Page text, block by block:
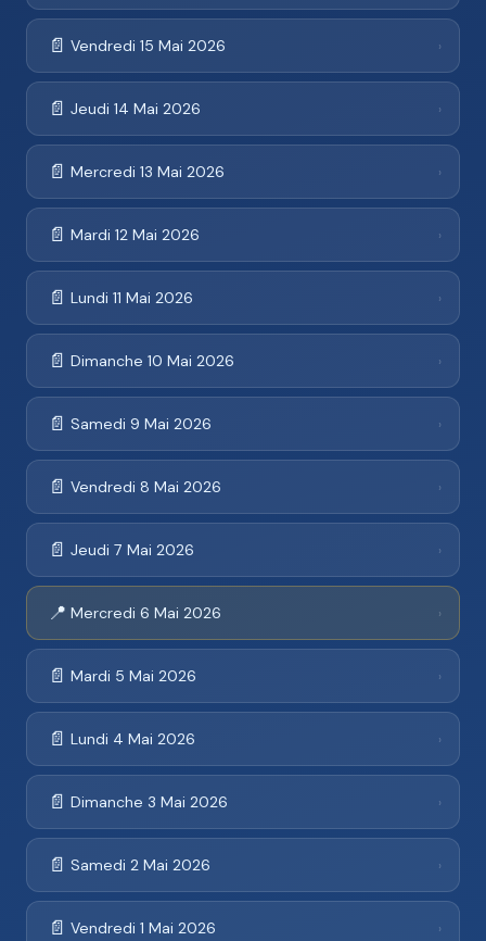
📄 Vendredi 15 Mai 2026 ›
📄 Jeudi 14 Mai 2026 ›
📄 Mercredi 13 Mai 2026 ›
📄 Mardi 12 Mai 2026 ›
📄 Lundi 11 Mai 2026 ›
📄 Dimanche 10 Mai 2026 ›
📄 Samedi 9 Mai 2026 ›
📄 Vendredi 8 Mai 2026 ›
📄 Jeudi 7 Mai 2026 ›
📍 Mercredi 6 Mai 2026 ›
📄 Mardi 5 Mai 2026 ›
📄 Lundi 4 Mai 2026 ›
📄 Dimanche 3 Mai 2026 ›
📄 Samedi 2 Mai 2026 ›
📄 Vendredi 1 Mai 2026 ›